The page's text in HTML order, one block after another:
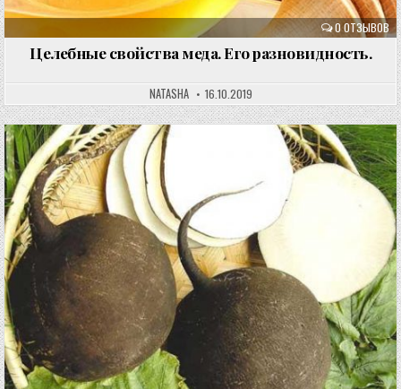
0 ОТЗЫВОВ
Целебные свойства меда. Его разновидность.
NATASHA 16.10.2019